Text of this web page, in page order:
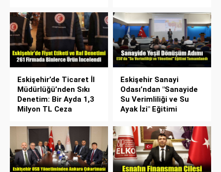
Eskişehir’de Ticaret İl
Müdürlüğü’nden Sıkı
Denetim: Bir Ayda 1,3
Milyon TL Ceza
Eskişehir Sanayi
Odası’ndan "Sanayide
Su Verimliliği ve Su
Ayak İzi" Eğitimi